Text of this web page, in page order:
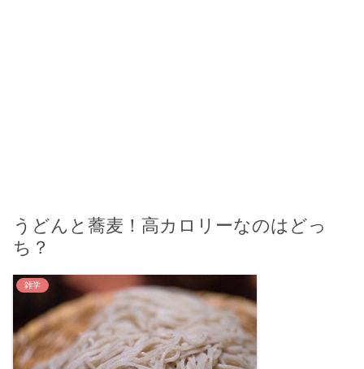
うどんと蕎麦！高カロリーなのはどっ
ち？
雑学